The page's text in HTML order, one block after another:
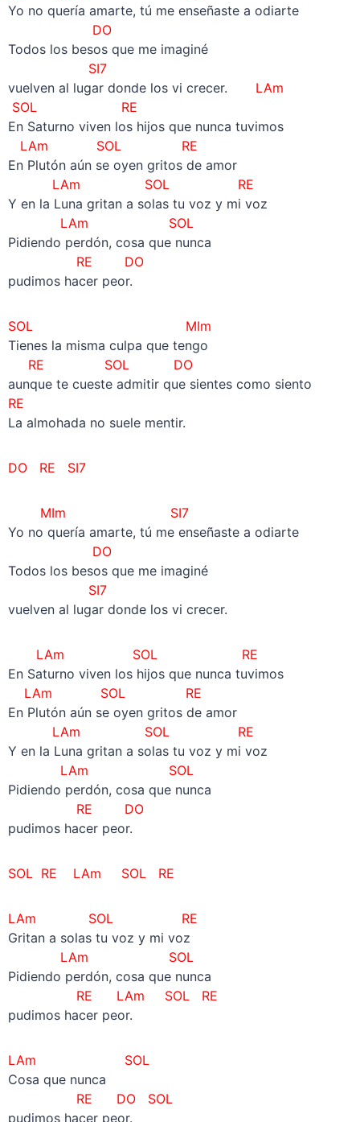
Yo no quería amarte, tú me enseñaste a odiarte
DO
Todos los besos que me imaginé
SI7
vuelven al lugar donde los vi crecer. LAm
SOL RE
En Saturno viven los hijos que nunca tuvimos
LAm SOL RE
En Plutón aún se oyen gritos de amor
LAm SOL RE
Y en la Luna gritan a solas tu voz y mi voz
LAm SOL
Pidiendo perdón, cosa que nunca
RE DO
pudimos hacer peor.
SOL MIm
Tienes la misma culpa que tengo
RE
SOL DO
aunque te cueste admitir que sientes como siento
RE
La almohada no suele mentir.
DO RE SI7
MIm SI7
Yo no quería amarte, tú me enseñaste a odiarte
DO
Todos los besos que me imaginé
SI7
vuelven al lugar donde los vi crecer.
LAm SOL RE
En Saturno viven los hijos que nunca tuvimos
LAm SOL RE
En Plutón aún se oyen gritos de amor
LAm SOL RE
Y en la Luna gritan a solas tu voz y mi voz
LAm SOL
Pidiendo perdón, cosa que nunca
RE DO
pudimos hacer peor.
SOL RE LAm SOL RE
LAm SOL RE
Gritan a solas tu voz y mi voz
LAm SOL
Pidiendo perdón, cosa que nunca
RE LAm SOL RE
pudimos hacer peor.
LAm SOL
Cosa que nunca
RE DO SOL
pudimos hacer peor.